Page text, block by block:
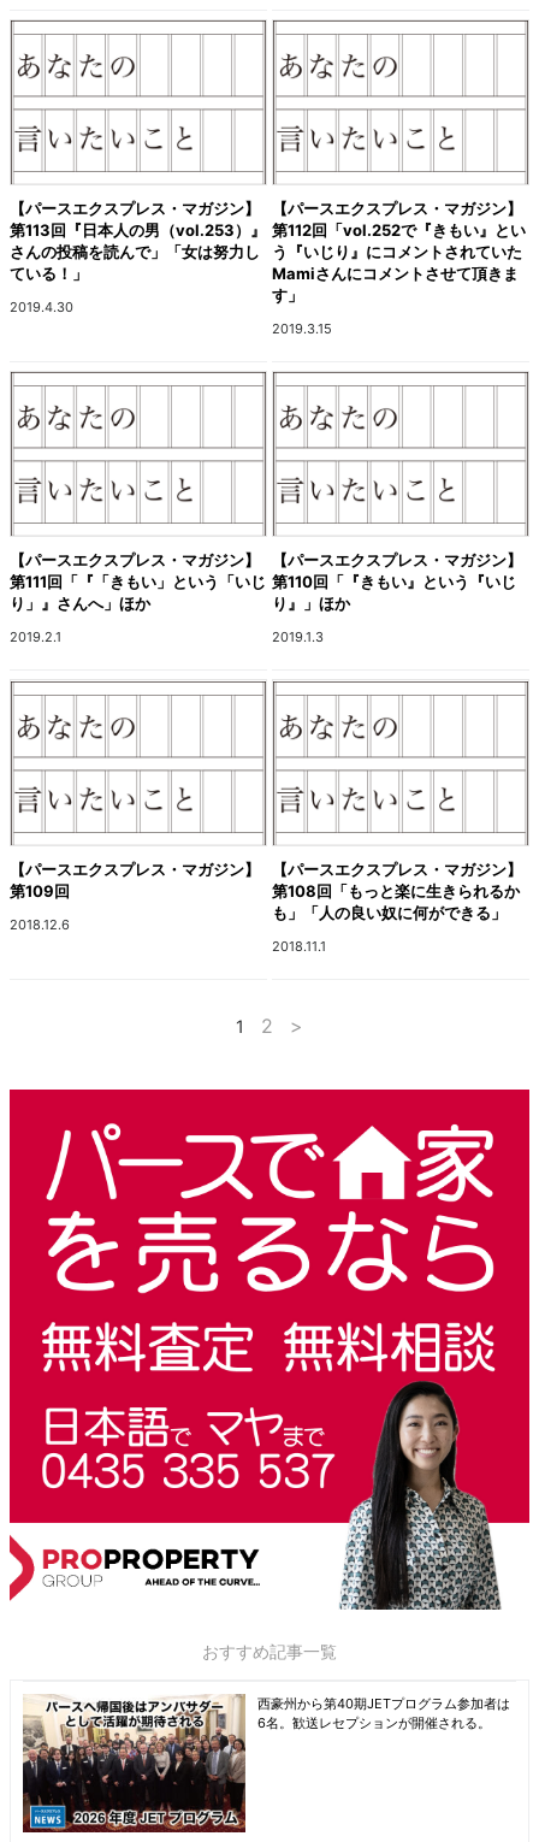
【パースエクスプレス・マガジン】
第113回『日本人の男（vol.253）』
さんの投稿を読んで」「女は努力し
ている！」
2019.4.30
【パースエクスプレス・マガジン】
第112回「vol.252で『きもい』とい
う『いじり』にコメントされていた
Mamiさんにコメントさせて頂きま
す」
2019.3.15
【パースエクスプレス・マガジン】
第111回「『「きもい」という「いじ
り」』さんへ」ほか
2019.2.1
【パースエクスプレス・マガジン】
第110回「『きもい』という『いじ
り』」ほか
2019.1.3
【パースエクスプレス・マガジン】
第109回
2018.12.6
【パースエクスプレス・マガジン】
第108回「もっと楽に生きられるか
も」「人の良い奴に何ができる」
2018.11.1
1 2 >
おすすめ記事一覧
西豪州から第40期JETプログラム参加者は
6名。歓送レセプションが開催される。